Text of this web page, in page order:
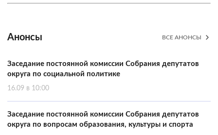
Анонсы ВСЕ АНОНСЫ
Заседание постоянной комиссии Собрания депутатов
округа по социальной политике
16.09 в 10:00
Заседание постоянной комиссии Собрания депутатов
округа по вопросам образования, культуры и спорта